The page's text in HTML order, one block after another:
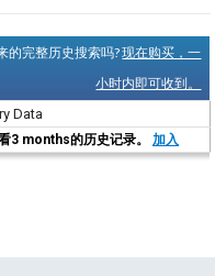
的完整历史搜索吗?现在购买，一
小时内即可收到。
Data
3 months的历史记录。 加入